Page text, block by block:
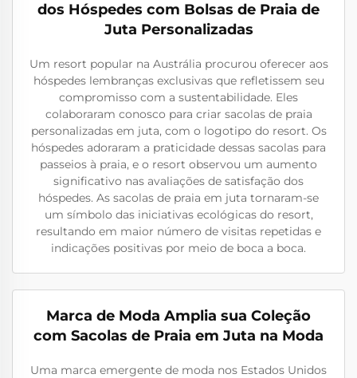
dos Hóspedes com Bolsas de Praia de
Juta Personalizadas
Um resort popular na Austrália procurou oferecer aos
hóspedes lembranças exclusivas que refletissem seu
compromisso com a sustentabilidade. Eles
colaboraram conosco para criar sacolas de praia
personalizadas em juta, com o logotipo do resort. Os
hóspedes adoraram a praticidade dessas sacolas para
passeios à praia, e o resort observou um aumento
significativo nas avaliações de satisfação dos
hóspedes. As sacolas de praia em juta tornaram-se
um símbolo das iniciativas ecológicas do resort,
resultando em maior número de visitas repetidas e
indicações positivas por meio de boca a boca.
Marca de Moda Amplia sua Coleção
com Sacolas de Praia em Juta na Moda
Uma marca emergente de moda nos Estados Unidos